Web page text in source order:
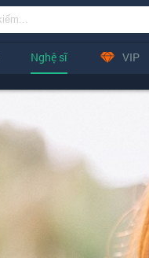
Nghệ sĩ VIP